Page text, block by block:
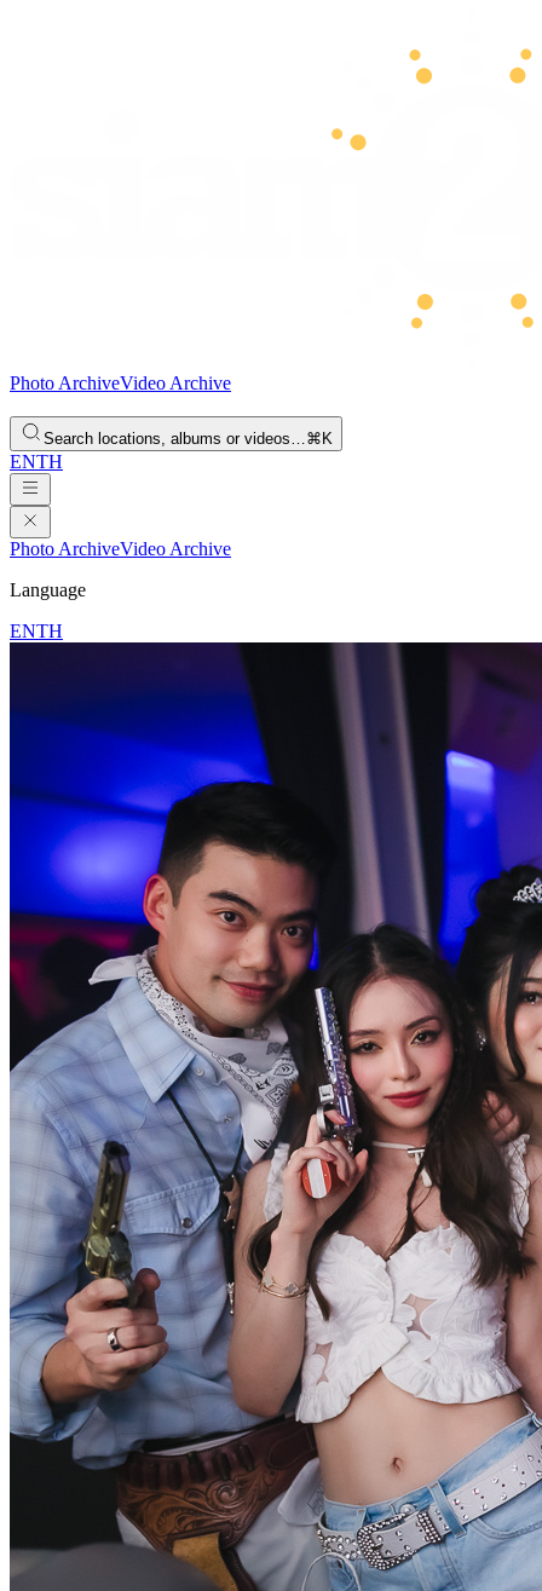
Photo ArchiveVideo Archive
Search locations, albums or videos…⌘K
ENTH
Photo ArchiveVideo Archive
Language
ENTH